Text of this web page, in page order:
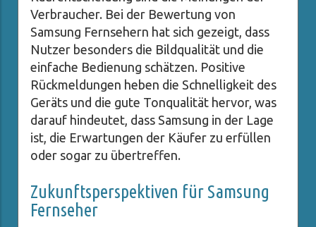
Verbraucher. Bei der Bewertung von
Samsung Fernsehern hat sich gezeigt, dass
Nutzer besonders die Bildqualität und die
einfache Bedienung schätzen. Positive
Rückmeldungen heben die Schnelligkeit des
Geräts und die gute Tonqualität hervor, was
darauf hindeutet, dass Samsung in der Lage
ist, die Erwartungen der Käufer zu erfüllen
oder sogar zu übertreffen.
Zukunftsperspektiven für Samsung
Fernseher